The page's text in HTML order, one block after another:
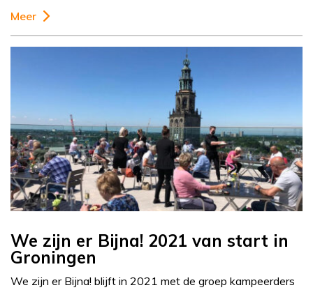
Meer
We zijn er Bijna! 2021 van start in
Groningen
We zijn er Bijna! blijft in 2021 met de groep kampeerders